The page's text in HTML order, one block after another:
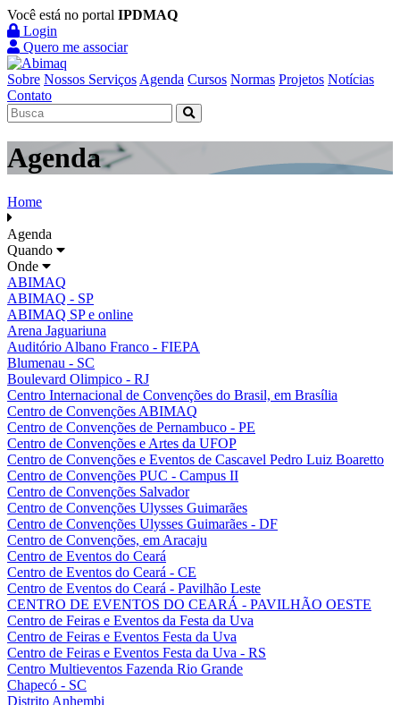
Você está no portal IPDMAQ
Login
Quero me associar
Sobre Nossos Serviços Agenda Cursos Normas Projetos Notícias
Contato
Agenda
Home
Agenda
Quando
Onde
ABIMAQ
ABIMAQ - SP
ABIMAQ SP e online
Arena Jaguariuna
Auditório Albano Franco - FIEPA
Blumenau - SC
Boulevard Olimpico - RJ
Centro Internacional de Convenções do Brasil, em Brasília
Centro de Convenções ABIMAQ
Centro de Convenções de Pernambuco - PE
Centro de Convenções e Artes da UFOP
Centro de Convenções e Eventos de Cascavel Pedro Luiz Boaretto
Centro de Convenções PUC - Campus II
Centro de Convenções Salvador
Centro de Convenções Ulysses Guimarães
Centro de Convenções Ulysses Guimarães - DF
Centro de Convenções, em Aracaju
Centro de Eventos do Ceará
Centro de Eventos do Ceará - CE
Centro de Eventos do Ceará - Pavilhão Leste
CENTRO DE EVENTOS DO CEARÁ - PAVILHÃO OESTE
Centro de Feiras e Eventos da Festa da Uva
Centro de Feiras e Eventos Festa da Uva
Centro de Feiras e Eventos Festa da Uva - RS
Centro Multieventos Fazenda Rio Grande
Chapecó - SC
Distrito Anhembi